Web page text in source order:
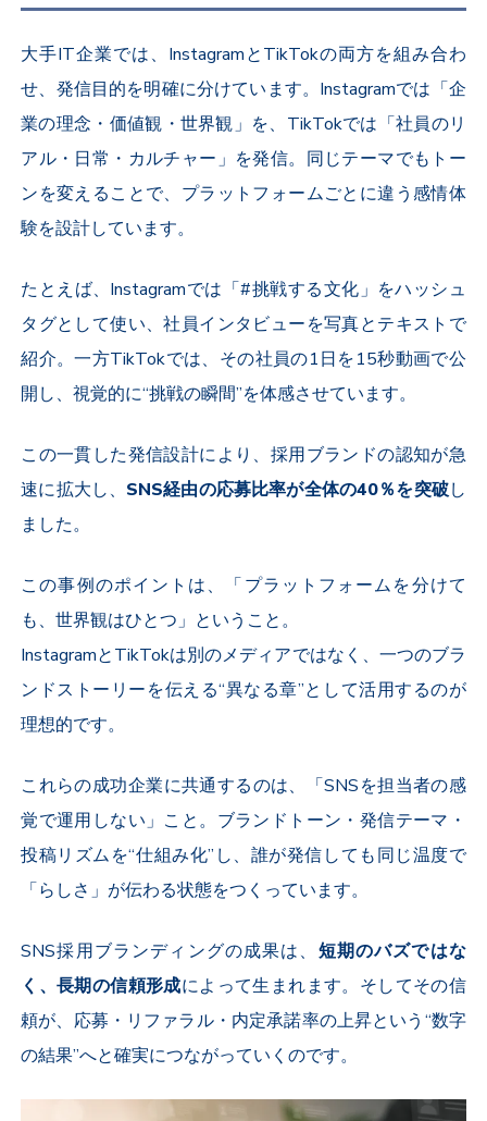
大手IT企業では、 InstagramとTikTokの両方を組み合わ
せ、発信目的を明確に分けています。 Instagramでは「企
業の理念・価値観・世界観」を、 TikTokでは「社員のリ
アル・日常・カルチャー」を発信。同じテーマでもトー
ンを変えることで、プラットフォームごとに違う感情体
験を設計しています。
たとえば、 Instagramでは「#挑戦する文化」をハッシュ
タグとして使い、社員インタビューを写真とテキストで
紹介。一方TikTokでは、その社員の1日を15秒動画で公
開し、視覚的に“挑戦の瞬間”を体感させています。
この一貫した発信設計により、採用ブランドの認知が急
速に拡大し、 SNS経由の応募比率が全体の40％を突破し
ました。
この事例のポイントは、「プラットフォームを分けて
も、世界観はひとつ」ということ。
InstagramとTikTokは別のメディアではなく、一つのブラ
ンドストーリーを伝える“異なる章”として活用するのが
理想的です。
これらの成功企業に共通するのは、「SNSを担当者の感
覚で運用しない」こと。ブランドトーン・発信テーマ・
投稿リズムを“仕組み化”し、誰が発信しても同じ温度で
「らしさ」が伝わる状態をつくっています。
SNS採用ブランディングの成果は、 短期のバズではな
く、長期の信頼形成によって生まれます。そしてその信
頼が、応募・リファラル・内定承諾率の上昇という“数字
の結果”へと確実につながっていくのです。